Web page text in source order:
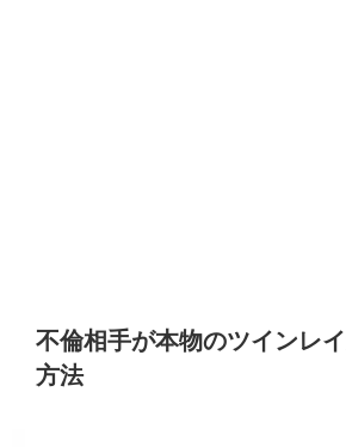
不倫相手が本物のツインレ
方法